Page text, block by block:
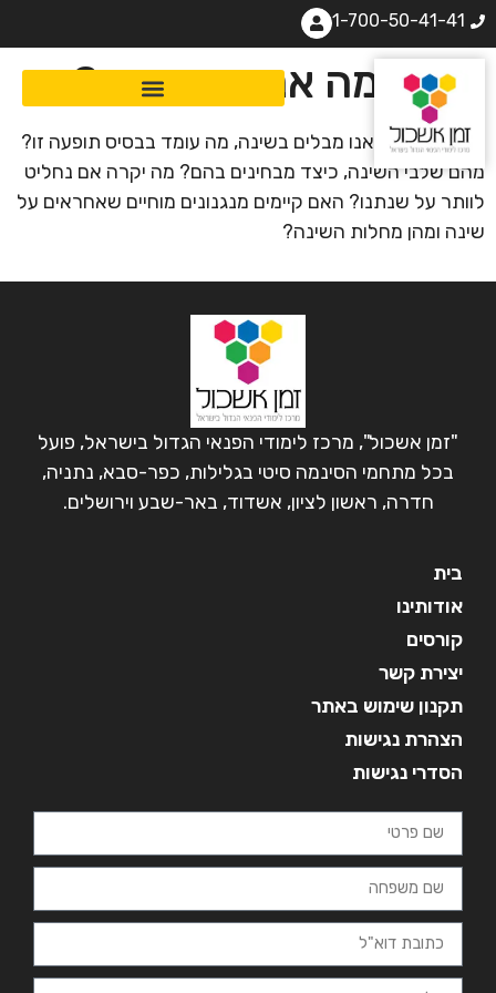
1-700-50-41-41
לשם מה אנחנו ישנים?
כשליש מחיינו אנו מבלים בשינה, מה עומד בבסיס תופעה זו?
מהם שלבי השינה, כיצד מבחינים בהם? מה יקרה אם נחליט
לוותר על שנתנו? האם קיימים מנגנונים מוחיים שאחראים על
שינה ומהן מחלות השינה?
"זמן אשכול", מרכז לימודי הפנאי הגדול בישראל, פועל
בכל מתחמי הסינמה סיטי בגלילות, כפר-סבא, נתניה,
חדרה, ראשון לציון, אשדוד, באר-שבע וירושלים.
בית
אודותינו
קורסים
יצירת קשר
תקנון שימוש באתר
הצהרת נגישות
הסדרי נגישות